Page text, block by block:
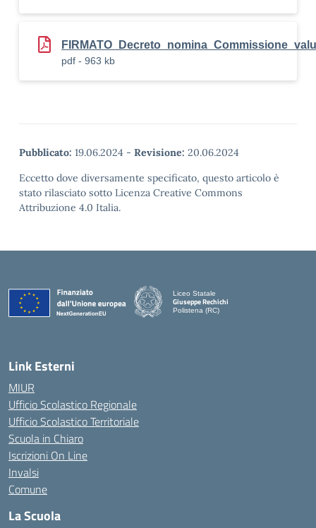
pdf - 963 kb
Pubblicato: 19.06.2024 - Revisione: 20.06.2024
Eccetto dove diversamente specificato, questo articolo è
stato rilasciato sotto Licenza Creative Commons
Attribuzione 4.0 Italia.
Liceo Statale
Giuseppe Rechichi
Polistena (RC)
Link Esterni
MIUR
Ufficio Scolastico Regionale
Ufficio Scolastico Territoriale
Scuola in Chiaro
Iscrizioni On Line
Invalsi
Comune
La Scuola